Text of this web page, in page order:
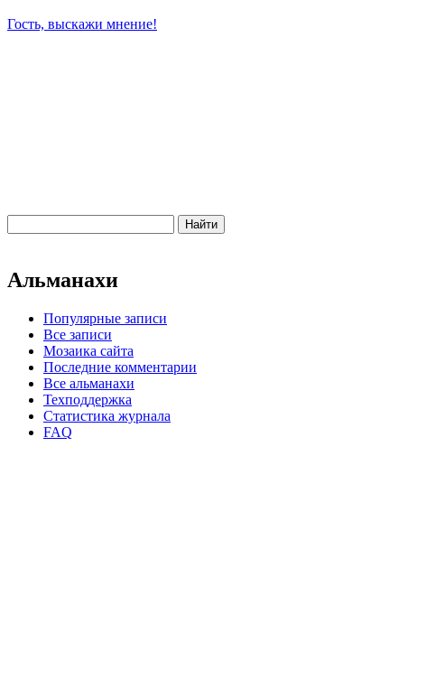
Гость, выскажи мнение!
Альманахи
Популярные записи
Все записи
Мозаика сайта
Последние комментарии
Все альманахи
Техподдержка
Статистика журнала
FAQ